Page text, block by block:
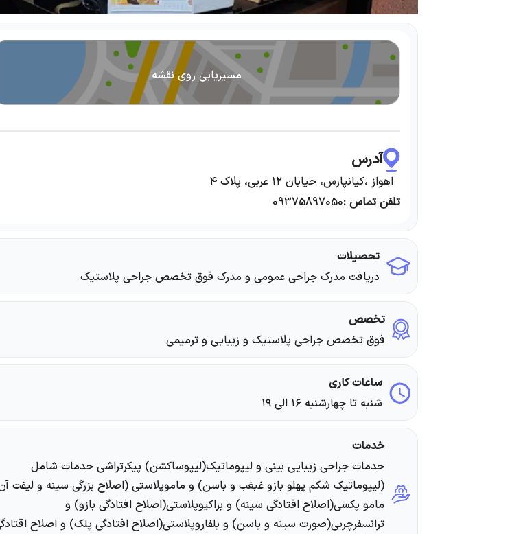
مسیریابی روی نقشه
آدرس
اهواز ،کیانپارس، خیابان ۱۲ غربی، پلاک ۴
تلفن تماس :09375897050
تحصیلات
دریافت مدرک جراحی عمومی و مدرک فوق تخصص جراحی پلاستیک
تخصص
فوق تخصص جراحی پلاستیک و زیبایی و ترمیمی
ساعات کاری
شنبه تا چهارشنبه ۱۶ الی ۱۹
خدمات
خدمات جراحی زیبایی بینی و لیپوماتیک(لیپوساکشن) پیکرتراشی خدمات شامل
(لیپوماتیک شکم پهلو بازو غبغب و باسن) و ماموپلاستی (اصلاح بزرگی سینه و لیفت
مامو پکسی(اصلاح افتادگی سینه) و براکیوپلاستی(اصلاح افتادگی بازو) و
ترانسفرچربی(صورت سینه و باسن) و بلفاروپلاستی(اصلاح افتادگی پلک) و اصلاح